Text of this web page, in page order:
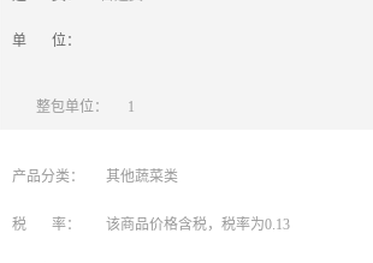
单 位：
整包单位： 1
产品分类： 其他蔬菜类
税 率： 该商品价格含税，税率为0.13